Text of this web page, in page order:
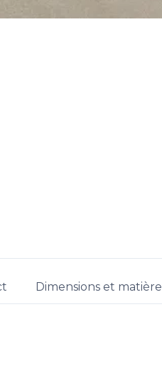
Dimensions et matière